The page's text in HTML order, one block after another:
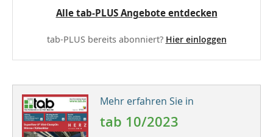
Alle tab-PLUS Angebote entdecken
tab-PLUS bereits abonniert? Hier einloggen
Mehr erfahren Sie in
tab 10/2023